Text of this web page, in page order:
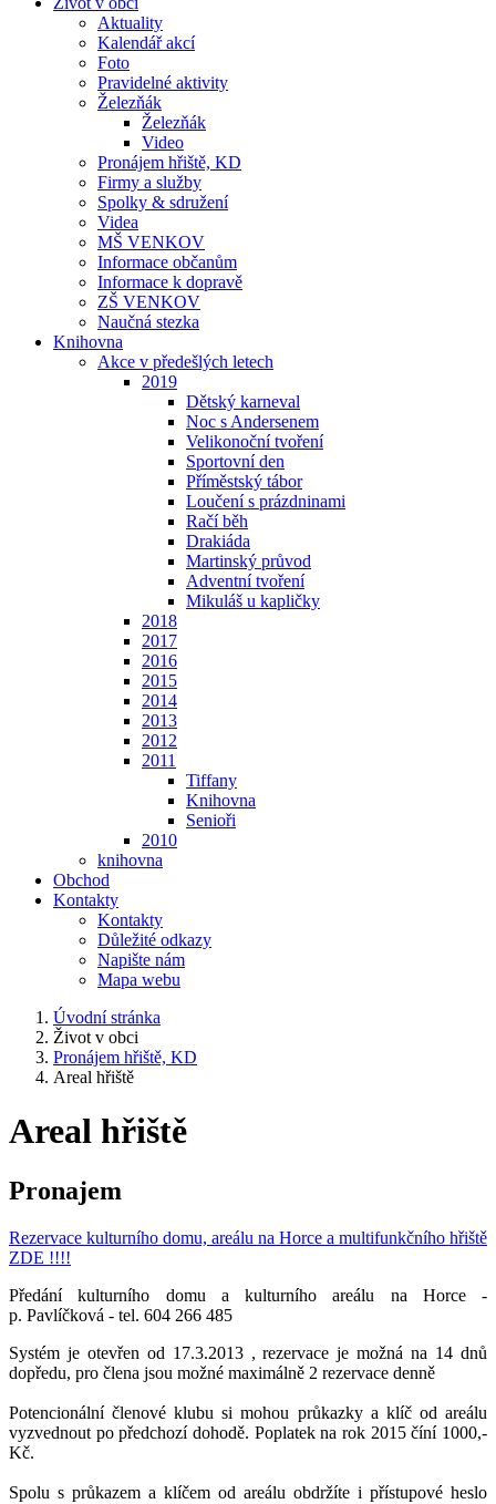
Aktuality
Kalendář akcí
Foto
Pravidelné aktivity
Železňák
Železňák
Video
Pronájem hřiště, KD
Firmy a služby
Spolky & sdružení
Videa
MŠ VENKOV
Informace občanům
Informace k dopravě
ZŠ VENKOV
Naučná stezka
Knihovna
Akce v předešlých letech
2019
Dětský karneval
Noc s Andersenem
Velikonoční tvoření
Sportovní den
Příměstský tábor
Loučení s prázdninami
Račí běh
Drakiáda
Martinský průvod
Adventní tvoření
Mikuláš u kapličky
2018
2017
2016
2015
2014
2013
2012
2011
Tiffany
Knihovna
Senioři
2010
knihovna
Obchod
Kontakty
Kontakty
Důležité odkazy
Napište nám
Mapa webu
Úvodní stránka
Život v obci
Pronájem hřiště, KD
Areal hřiště
Areal hřiště
Pronajem
Rezervace kulturního domu, areálu na Horce a multifunkčního hřiště
ZDE !!!!
Předání kulturního domu a kulturního areálu na Horce -
p. Pavlíčková - tel. 604 266 485
Systém je otevřen od 17.3.2013 , rezervace je možná na 14 dnů
dopředu, pro člena jsou možné maximálně 2 rezervace denně
Potencionální členové klubu si mohou průkazky a klíč od areálu
vyzvednout po předchozí dohodě. Poplatek na rok 2015 číní 1000,-
Kč.
Spolu s průkazem a klíčem od areálu obdržíte i přístupové heslo